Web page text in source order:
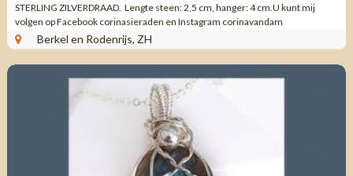
STERLING ZILVERDRAAD. Lengte steen: 2,5 cm, hanger: 4 cm.U kunt mij
volgen op Facebook corinasieraden en Instagram corinavandam
Berkel en Rodenrijs, ZH